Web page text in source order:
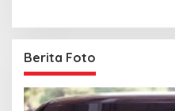
Berita Foto